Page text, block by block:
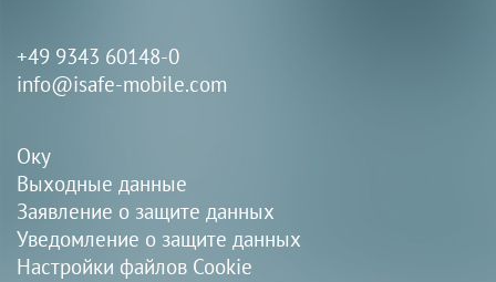
+49 9343 60148-0
info@isafe-mobile.com
Оку
Выходные данные
Заявление о защите данных
Уведомление о защите данных
Настройки файлов Cookie